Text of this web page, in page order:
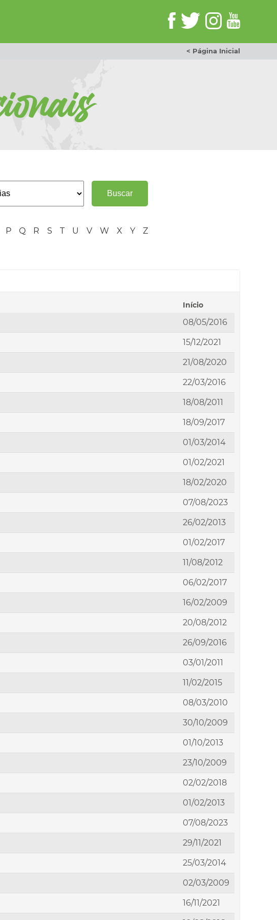
< Página Inicial
Buscar
P Q R S T U V W X Y Z
Início
08/05/2016
15/12/2021
21/08/2020
22/03/2016
18/08/2011
18/09/2017
01/03/2014
01/02/2021
18/02/2020
07/08/2023
26/02/2013
01/02/2017
11/08/2012
06/02/2017
16/02/2009
20/08/2012
26/09/2016
03/01/2011
11/02/2015
08/03/2010
30/10/2009
01/10/2013
23/10/2009
02/02/2018
01/02/2013
07/08/2023
29/11/2021
25/03/2014
02/03/2009
16/11/2021